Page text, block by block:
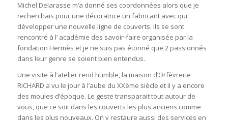
Michel Delarasse m’a donné ses coordonnées alors que je
recherchais pour une décoratrice un fabricant avec qui
développer une nouvelle ligne de couverts. Ils se sont
rencontré à l’ académie des savoir-faire organisée par la
fondation Hermès et je ne suis pas étonné que 2 passionnés
dans leur genre se soient bien entendus.
Une visite à l’atelier rend humble, la maison d’Orfèvrerie
RICHARD a vu le jour à l’aube du XXème siècle et il y a encore
des moules d’époque. Le geste transparait tout autour de
vous, que ce soit dans les couverts les plus anciens comme
dans les plus nouveaux. On y restaure aussi des services en